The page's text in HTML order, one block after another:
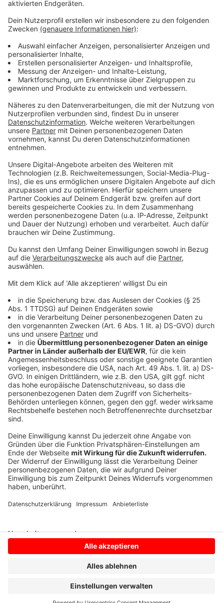
einen Termin buchen.
Anzeige
Impfungen in Arztpraxen kommen
Anzeige
Durch die große Verfügbarkeit an Impfstoff wird auch
bald in NRW-Arztpraxen geimpft. Jede kreisfreie
Stadt und jeder Landkreis dürfen sich jeweils fünf
Schwerpunkt-Arzt-Praxen aussuchen, in denen
damit losgehen.
Anzeige
Laumann verurteilt Impf-Vordrängler
Politiker scharf. Er habe volles Verständnis, dass
bekannt gewordene Fälle den Menschen "zurecht
richtig - wie man in Westfalen sagt - sauer aufstoßen",
sagte Laumann am Montag in Düsseldorf. "Die
gesellschaftliche Ächtung darüber steht außer Frage",
sagte der Minister weiter. Laumann sieht nach eigenen
Worten kein "Massenproblem", aber ein
"Gerechtigkeitsproblem". Er betonte - ohne Namen zu
nennen - die Einzelfälle hätten negative Auswirkungen
auf das Vertrauen in das Impfsystem.
Autor: José Narciandi (mit dpa)
Anzeige